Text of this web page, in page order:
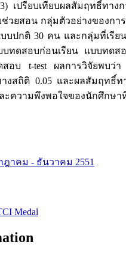
เปรียบเทียบผลสัมฤทธิ์ทา
ช่วยสอน กลุ่มตัวอย่างของก
บบปกติ 30 คน และกลุ่มที่เรี
ทดสอบก่อนเรียน แบบทดสอ
อบ t-test ผลการวิจัยพบว่า
งสถิติ 0.05 และผลสัมฤทธิ์ท
ะความพึงพอใจของนักศึกษ
ฎาคม - ธันวาคม 2551